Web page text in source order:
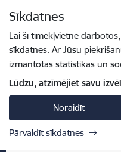
Sīkdatnes
Lai šī tīmekļvietne
sīkdatnes. Ar Jūsu
izmantotas statistikas un
Lūdzu, atzīmējiet savu
Noraidīt
Pārvaldīt sīkdatnes